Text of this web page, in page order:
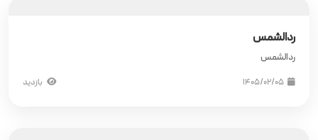
ردالشمس
ردالشمس
۱۴۰۵/۰۲/۰۵ بازدید